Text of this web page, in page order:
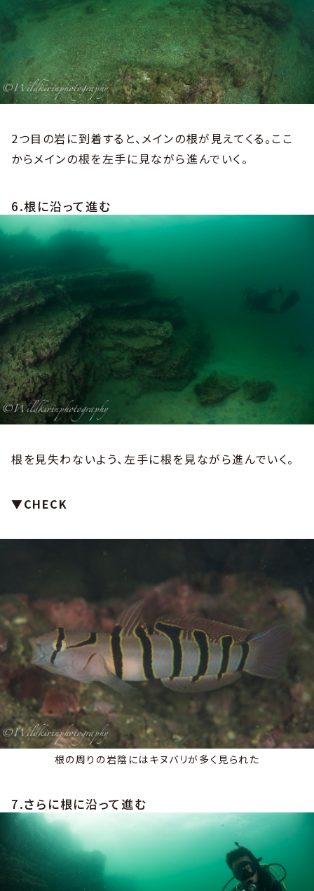
2つ目の岩に到着すると、メインの根が見えてくる。ここ
からメインの根を左手に見ながら進んでいく。
6.根に沿って進む
根を見失わないよう、左手に根を見ながら進んでいく。
▼CHECK
根の周りの岩陰にはキヌバリが多く見られた
7.さらに根に沿って進む